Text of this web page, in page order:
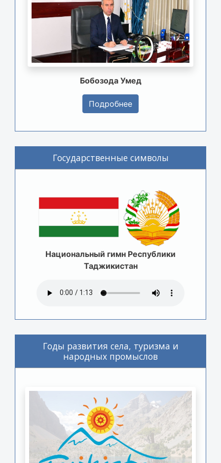
Бобозода Умед
Подробнее
Государственные символы
Национальный гимн Республики
Таджикистан
Годы развития села, туризма и
народных промыслов